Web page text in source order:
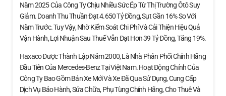
Năm 2025 Của Công Ty Chịu Nhiều Sức Ép Từ Thị Trường Ôtô Suy
Giảm. Doanh Thu Thuần Đạt 4.650 Tỷ Đồng, Sụt Gần 16% So Với
Năm Trước. Tuy Vậy, Nhờ Kiểm Soát Chi Phí Và Cải Thiện Hiệu Quả
Vận Hành, Lợi Nhuận Sau Thuế Vẫn Đạt Hơn 39 Tỷ Đồng, Tăng 19%.
Haxaco Được Thành Lập Năm 2000, Là Nhà Phân Phối Chính Hãng
Đầu Tiên Của Mercedes-Benz Tại Việt Nam. Hoạt Động Chính Của
Công Ty Bao Gồm Bán Xe Mới Và Xe Đã Qua Sử Dụng, Cung Cấp
Dịch Vụ Bảo Hành, Sửa Chữa, Phụ Tùng Chính Hãng, Cho Thuê Và